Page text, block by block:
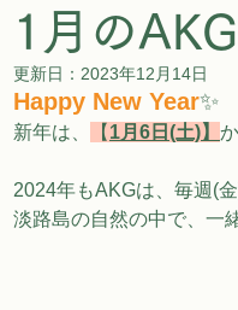
1月のAKG
更新日： 2023年12月14日
Happy New Year✨
新年は、 【 1月6日(土)】
2024年もAKGは、毎週(
淡路島の自然の中で、一